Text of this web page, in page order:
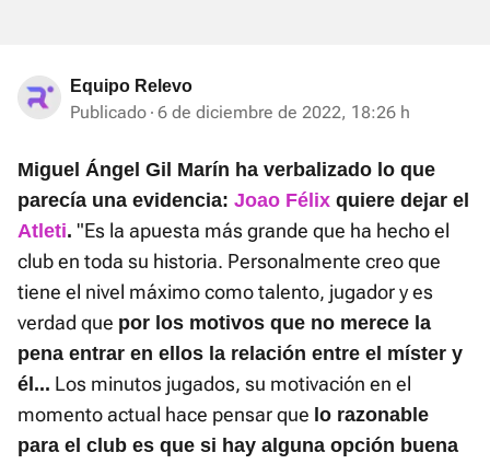
Equipo Relevo
Publicado 6 de diciembre de 2022, 18:26 h
Miguel Ángel Gil Marín ha verbalizado lo que
parecía una evidencia: Joao Félix quiere dejar el
Atleti. "Es la apuesta más grande que ha hecho el
club en toda su historia. Personalmente creo que
tiene el nivel máximo como talento, jugador y es
verdad que por los motivos que no merece la
pena entrar en ellos la relación entre el míster y
él... Los minutos jugados, su motivación en el
momento actual hace pensar que lo razonable
para el club es que si hay alguna opción buena